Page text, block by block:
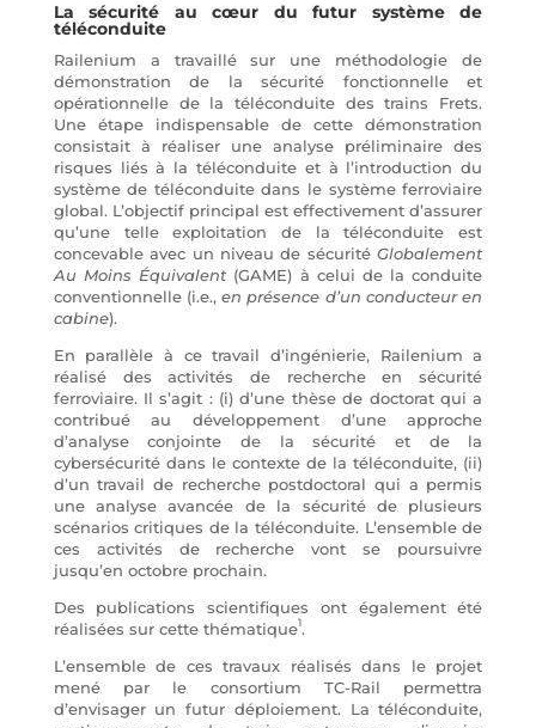
La sécurité au cœur du futur système de
téléconduite
Railenium a travaillé sur une méthodologie de
démonstration de la sécurité fonctionnelle et
opérationnelle de la téléconduite des trains Frets.
Une étape indispensable de cette démonstration
consistait à réaliser une analyse préliminaire des
risques liés à la téléconduite et à l’introduction du
système de téléconduite dans le système ferroviaire
global. L’objectif principal est effectivement d’assurer
qu’une telle exploitation de la téléconduite est
concevable avec un niveau de sécuritéGlobalement
Au Moins Équivalent (GAME) à celui de la conduite
conventionnelle (i.e.,en présence d’un conducteur en
cabine).
En parallèle à ce travail d’ingénierie, Railenium a
réalisé des activités de recherche en sécurité
ferroviaire. Il s’agit : (i) d’une thèse de doctorat qui a
contribué au développement d’une approche
d’analyse conjointe de la sécurité et de la
cybersécurité dans le contexte de la téléconduite, (ii)
d’un travail de recherche postdoctoral qui a permis
une analyse avancée de la sécurité de plusieurs
scénarios critiques de la téléconduite. L’ensemble de
ces activités de recherche vont se poursuivre
jusqu’en octobre prochain.
Des publications scientifiques ont également été
réalisées sur cette thématique1.
L’ensemble de ces travaux réalisés dans le projet
mené par le consortium TC-Rail permettra
d’envisager un futur déploiement. La téléconduite,